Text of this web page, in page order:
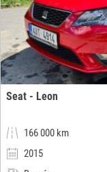
Seat - Leon
166 000 km
2015